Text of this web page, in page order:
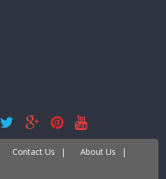
Contact Us | About Us |